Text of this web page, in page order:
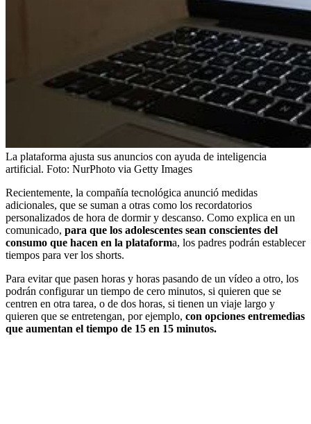
La plataforma ajusta sus anuncios con ayuda de inteligencia
artificial. Foto: NurPhoto via Getty Images
Recientemente, la compañía tecnológica anunció medidas
adicionales, que se suman a otras como los recordatorios
personalizados de hora de dormir y descanso. Como explica en un
comunicado, para que los adolescentes sean conscientes del
consumo que hacen en la plataforma, los padres podrán establecer
tiempos para ver los shorts.
Para evitar que pasen horas y horas pasando de un vídeo a otro, los
podrán configurar un tiempo de cero minutos, si quieren que se
centren en otra tarea, o de dos horas, si tienen un viaje largo y
quieren que se entretengan, por ejemplo, con opciones entremedias
que aumentan el tiempo de 15 en 15 minutos.